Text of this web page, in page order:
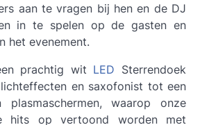
aan te vragen bij hen en de DJ
in te spelen op de gasten en
het evenement.
prachtig wit LED Sterrendoek
en saxofonist tot een
waarop onze
hits op vertoond worden met